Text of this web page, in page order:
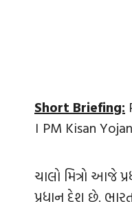
Short Briefing:
। PM Kisan
ચાલો મિત્રો આજે
પ્રધાન દેશ છે.